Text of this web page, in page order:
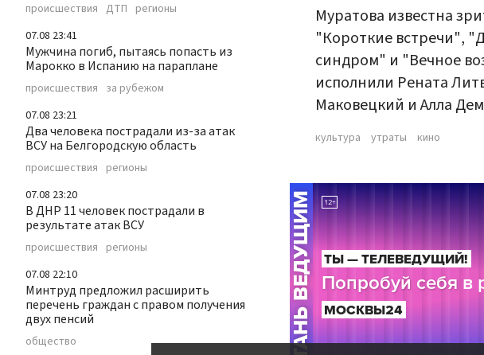
происшествия ДТП регионы
07.08 23:41
Мужчина погиб, пытаясь попасть из
Марокко в Испанию на параплане
происшествия за рубежом
07.08 23:21
Два человека пострадали из-за атак
ВСУ на Белгородскую область
происшествия регионы
07.08 23:20
В ДНР 11 человек пострадали в
результате атак ВСУ
происшествия регионы
07.08 22:10
Минтруд предложил расширить
перечень граждан с правом получения
двух пенсий
общество
Муратова известна
"Короткие встречи",
синдром" и "Вечное
исполнили Рената
Маковецкий и Алла
культура утраты кино